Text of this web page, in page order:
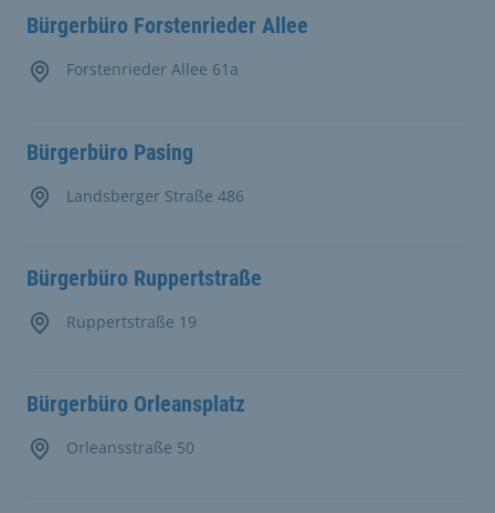
Bürgerbüro Forstenrieder Allee
Forstenrieder Allee 61a
Bürgerbüro Pasing
Landsberger Straße 486
Bürgerbüro Ruppertstraße
Ruppertstraße 19
Bürgerbüro Orleansplatz
Orleansstraße 50